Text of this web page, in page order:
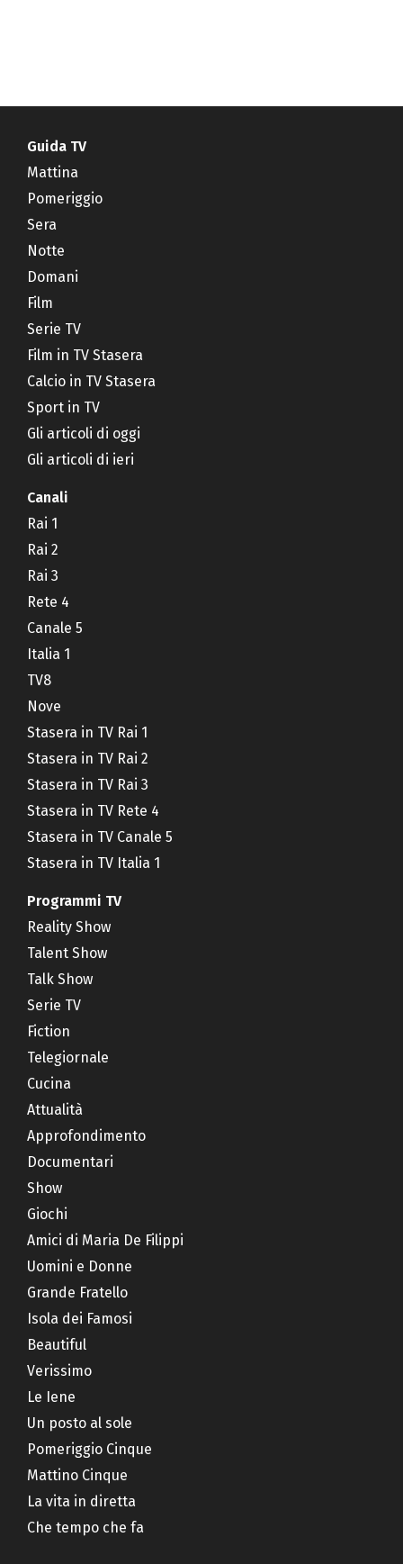
Guida TV
Mattina
Pomeriggio
Sera
Notte
Domani
Film
Serie TV
Film in TV Stasera
Calcio in TV Stasera
Sport in TV
Gli articoli di oggi
Gli articoli di ieri
Canali
Rai 1
Rai 2
Rai 3
Rete 4
Canale 5
Italia 1
TV8
Nove
Stasera in TV Rai 1
Stasera in TV Rai 2
Stasera in TV Rai 3
Stasera in TV Rete 4
Stasera in TV Canale 5
Stasera in TV Italia 1
Programmi TV
Reality Show
Talent Show
Talk Show
Serie TV
Fiction
Telegiornale
Cucina
Attualità
Approfondimento
Documentari
Show
Giochi
Amici di Maria De Filippi
Uomini e Donne
Grande Fratello
Isola dei Famosi
Beautiful
Verissimo
Le Iene
Un posto al sole
Pomeriggio Cinque
Mattino Cinque
La vita in diretta
Che tempo che fa